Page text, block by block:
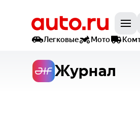
Легковые
Мото
Журнал